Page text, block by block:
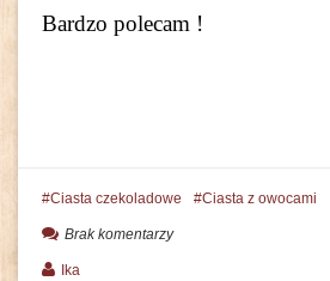
Bardzo polecam !
Ciasta czekoladowe Ciasta z owocami
Brak komentarzy
Ika